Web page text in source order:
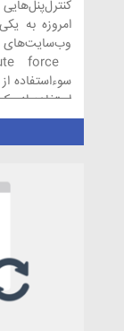
امروزه به
وب‌سایت‌های
سوءاستفاده
استفاده از
انتخاب […]